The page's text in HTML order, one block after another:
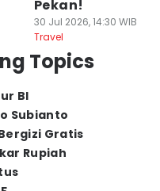
Pekan!
30 Jul 2026, 14:30 WIB
Travel
Topics
BI
Subianto
Gratis
Rupiah